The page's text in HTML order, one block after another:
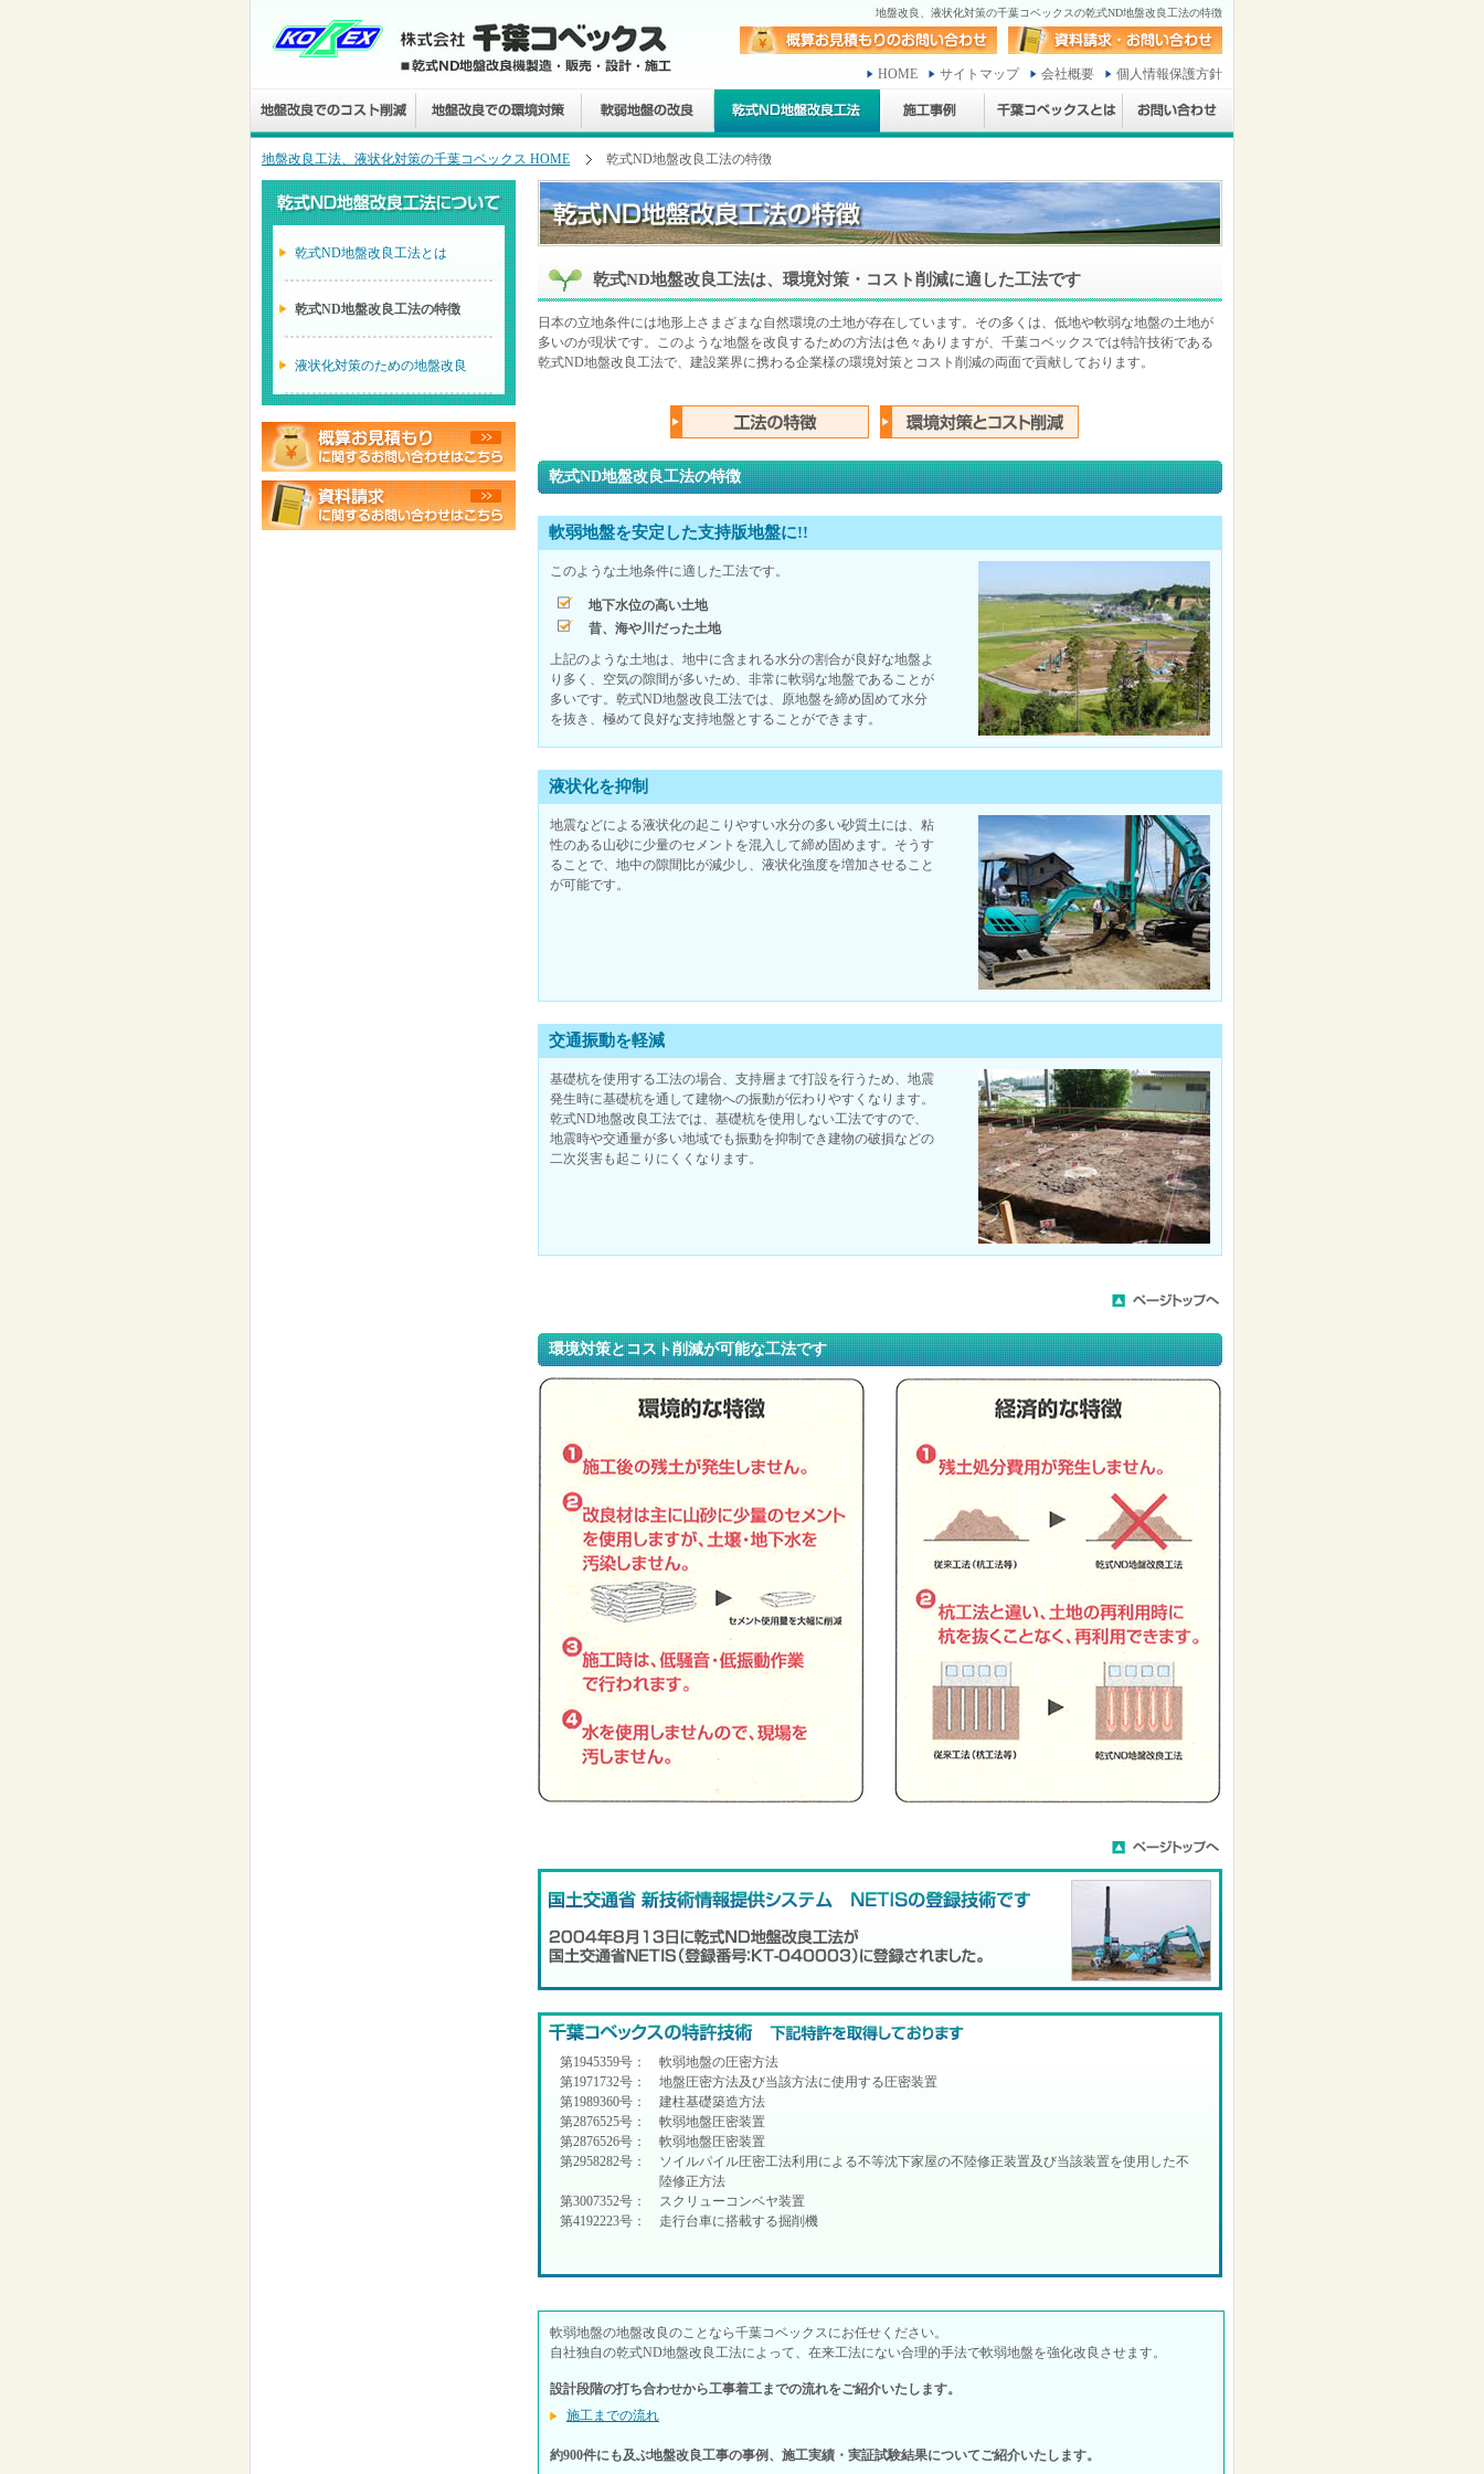
地盤改良、液状化対策の千葉コベックスの乾式ND地盤改良工法の特徴
HOME サイトマップ 会社概要 個人情報保護方針
地盤改良工法、液状化対策の千葉コベックス HOME 乾式ND地盤改良工法の特徴
乾式ND地盤改良工法とは
乾式ND地盤改良工法の特徴
液状化対策のための地盤改良
乾式ND地盤改良工法は、環境対策・コスト削減に適した工法です
日本の立地条件には地形上さまざまな自然環境の土地が存在しています。その多くは、低地や軟弱な地盤の土地が
多いのが現状です。このような地盤を改良するための方法は色々ありますが、千葉コベックスでは特許技術である
乾式ND地盤改良工法で、建設業界に携わる企業様の環境対策とコスト削減の両面で貢献しております。
乾式ND地盤改良工法の特徴
軟弱地盤を安定した支持版地盤に!!
このような土地条件に適した工法です。
地下水位の高い土地
昔、海や川だった土地
上記のような土地は、地中に含まれる水分の割合が良好な地盤よ
り多く、空気の隙間が多いため、非常に軟弱な地盤であることが
多いです。乾式ND地盤改良工法では、原地盤を締め固めて水分
を抜き、極めて良好な支持地盤とすることができます。
液状化を抑制
地震などによる液状化の起こりやすい水分の多い砂質土には、粘
性のある山砂に少量のセメントを混入して締め固めます。そうす
ることで、地中の隙間比が減少し、液状化強度を増加させること
が可能です。
交通振動を軽減
基礎杭を使用する工法の場合、支持層まで打設を行うため、地震
発生時に基礎杭を通して建物への振動が伝わりやすくなります。
乾式ND地盤改良工法では、基礎杭を使用しない工法ですので、
地震時や交通量が多い地域でも振動を抑制でき建物の破損などの
二次災害も起こりにくくなります。
環境対策とコスト削減が可能な工法です
第1945359号：
軟弱地盤の圧密方法
第1971732号：
地盤圧密方法及び当該方法に使用する圧密装置
第1989360号：
建柱基礎築造方法
第2876525号：
軟弱地盤圧密装置
第2876526号：
軟弱地盤圧密装置
第2958282号：
ソイルパイル圧密工法利用による不等沈下家屋の不陸修正装置及び当該装置を使用した不
陸修正方法
第3007352号：
スクリューコンベヤ装置
第4192223号：
走行台車に搭載する掘削機
軟弱地盤の地盤改良のことなら千葉コベックスにお任せください。
自社独自の乾式ND地盤改良工法によって、在来工法にない合理的手法で軟弱地盤を強化改良させます。
設計段階の打ち合わせから工事着工までの流れをご紹介いたします。
施工までの流れ
約900件にも及ぶ地盤改良工事の事例、施工実績・実証試験結果についてご紹介いたします。